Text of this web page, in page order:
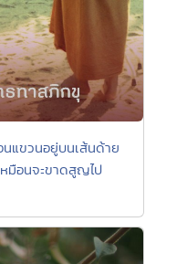
แขวนอยู่บนเส้นด้าย
หมือนจะขาดสูญไป